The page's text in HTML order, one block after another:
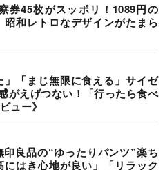
券45枚がスッポリ！1089円の
昭和レトロなデザインがたまら
」「まじ無限に食える」サイゼ
がえげつない！「行ったら食べ
ュー》
印良品の“ゆったりパンツ”楽ち
はき心地が良い」「リラック